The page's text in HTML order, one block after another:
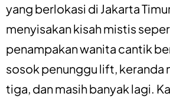
yang berlokasi di Jakarta
menyisakan kisah mistis
penampakan wanita cantik
sosok penunggu lift, keranda
tiga, dan masih banyak lagi.